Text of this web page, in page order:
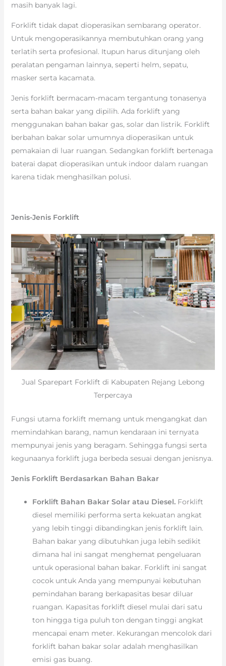
masih banyak lagi.
Forklift tidak dapat dioperasikan sembarang operator.
Untuk mengoperasikannya membutuhkan orang yang
terlatih serta profesional. Itupun harus ditunjang oleh
peralatan pengaman lainnya, seperti helm, sepatu,
masker serta kacamata.
Jenis forklift bermacam-macam tergantung tonasenya
serta bahan bakar yang dipilih. Ada forklift yang
menggunakan bahan bakar gas, solar dan listrik. Forklift
berbahan bakar solar umumnya dioperasikan untuk
pemakaian di luar ruangan. Sedangkan forklift bertenaga
baterai dapat dioperasikan untuk indoor dalam ruangan
karena tidak menghasilkan polusi.
Jenis-Jenis Forklift
Jual Sparepart Forklift di Kabupaten Rejang Lebong
Terpercaya
Fungsi utama forklift memang untuk mengangkat dan
memindahkan barang, namun kendaraan ini ternyata
mempunyai jenis yang beragam. Sehingga fungsi serta
kegunaanya forklift juga berbeda sesuai dengan jenisnya.
Jenis Forklift Berdasarkan Bahan Bakar
Forklift Bahan Bakar Solar atau Diesel. Forklift
diesel memiliki performa serta kekuatan angkat
yang lebih tinggi dibandingkan jenis forklift lain.
Bahan bakar yang dibutuhkan juga lebih sedikit
dimana hal ini sangat menghemat pengeluaran
untuk operasional bahan bakar. Forklift ini sangat
cocok untuk Anda yang mempunyai kebutuhan
pemindahan barang berkapasitas besar diluar
ruangan. Kapasitas forklift diesel mulai dari satu
ton hingga tiga puluh ton dengan tinggi angkat
mencapai enam meter. Kekurangan mencolok dari
forklift bahan bakar solar adalah menghasilkan
emisi gas buang.